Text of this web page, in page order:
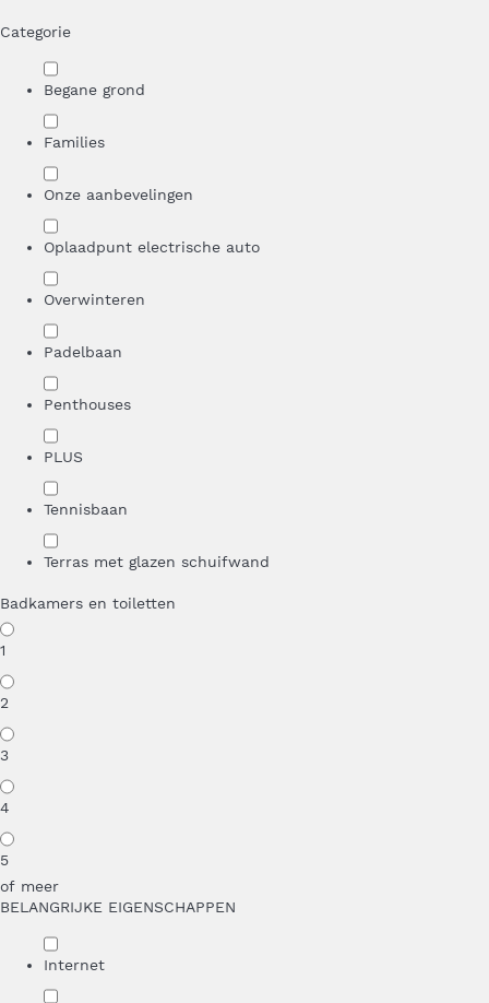
Categorie
Begane grond
Families
Onze aanbevelingen
Oplaadpunt electrische auto
Overwinteren
Padelbaan
Penthouses
PLUS
Tennisbaan
Terras met glazen schuifwand
Badkamers en toiletten
1
2
3
4
5
of meer
BELANGRIJKE EIGENSCHAPPEN
Internet